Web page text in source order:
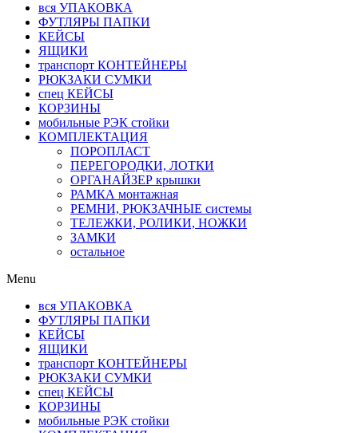
вся УПАКОВКА
ФУТЛЯРЫ ПАПКИ
КЕЙСЫ
ЯЩИКИ
транспорт КОНТЕЙНЕРЫ
РЮКЗАКИ СУМКИ
спец КЕЙСЫ
КОРЗИНЫ
мобильные РЭК стойки
КОМПЛЕКТАЦИЯ
ПОРОПЛАСТ
ПЕРЕГОРОДКИ, ЛОТКИ
ОРГАНАЙЗЕР крышки
РАМКА монтажная
РЕМНИ, РЮКЗАЧНЫЕ системы
ТЕЛЕЖКИ, РОЛИКИ, НОЖКИ
ЗАМКИ
остальное
Menu
вся УПАКОВКА
ФУТЛЯРЫ ПАПКИ
КЕЙСЫ
ЯЩИКИ
транспорт КОНТЕЙНЕРЫ
РЮКЗАКИ СУМКИ
спец КЕЙСЫ
КОРЗИНЫ
мобильные РЭК стойки